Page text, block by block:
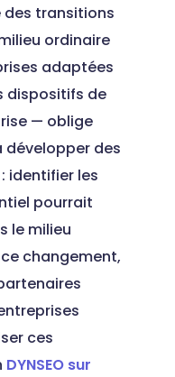
des transitions
ordinaire
adaptées
dispositifs de
— oblige
développer des
identifier les
pourrait
le milieu
changement,
ces
DYNSEO sur